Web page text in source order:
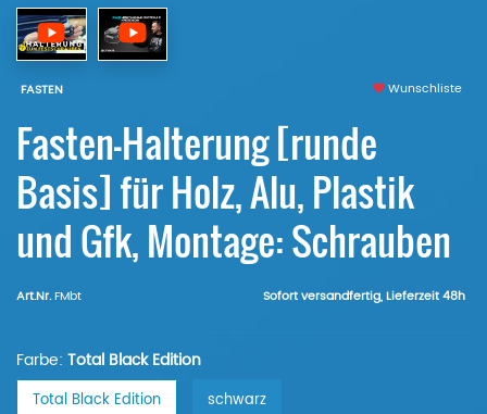
FASTEN Wunschliste
Fasten-Halterung [runde
Basis] für Holz, Alu, Plastik
und Gfk, Montage: Schrauben
Art.Nr.FMbt Sofort versandfertig, Lieferzeit 48h
Farbe: Total Black Edition
Total Black Edition schwarz